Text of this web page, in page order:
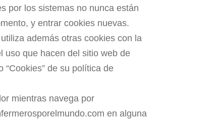
por los sistemas no nunca están
y entrar cookies nuevas.
además otras cookies con la
uso que hacen del sitio web de
de su política de
mientras navega por
en alguna